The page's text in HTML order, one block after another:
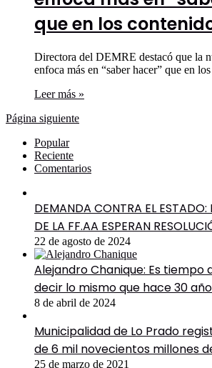
que en los
Directora del DEMRE destacó que la
enfoca más en “saber hacer” que en
Leer más »
Página siguiente
Popular
Reciente
Comentarios
DEMANDA CONTRA EL ESTADO:
DE LA FF.AA ESPERAN
22 de agosto de 2024
Alejandro Chanique: Es tiempo
decir lo mismo que hace 30
8 de abril de 2024
Municipalidad de Lo Prado
de 6 mil novecientos millones
25 de marzo de 2021